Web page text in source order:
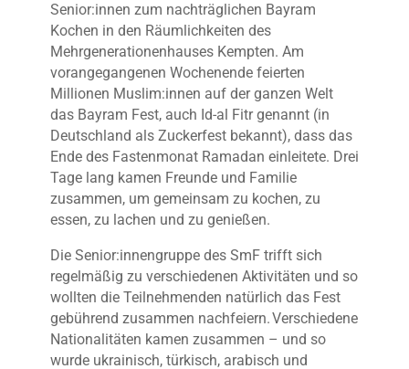
Senior:innen zum nachträglichen Bayram
Kochen in den Räumlichkeiten des
Mehrgenerationenhauses Kempten. Am
vorangegangenen Wochenende feierten
Millionen Muslim:innen auf der ganzen Welt
das Bayram Fest, auch Id-al Fitr genannt (in
Deutschland als Zuckerfest bekannt), dass das
Ende des Fastenmonat Ramadan einleitete. Drei
Tage lang kamen Freunde und Familie
zusammen, um gemeinsam zu kochen, zu
essen, zu lachen und zu genießen.
Die Senior:innengruppe des SmF trifft sich
regelmäßig zu verschiedenen Aktivitäten und so
wollten die Teilnehmenden natürlich das Fest
gebührend zusammen nachfeiern. Verschiedene
Nationalitäten kamen zusammen – und so
wurde ukrainisch, türkisch, arabisch und